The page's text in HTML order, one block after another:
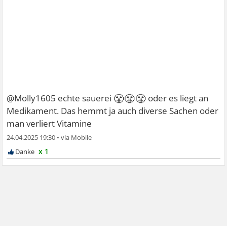
@Molly1605 echte sauerei 😤😤😤oder es liegt an
Medikament. Das hemmt ja auch diverse Sachen oder
man verliert Vitamine
24.04.2025 19:30 •
x 1